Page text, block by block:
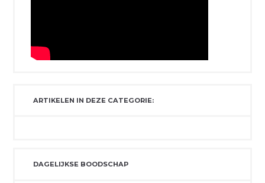
ARTIKELEN IN DEZE CATEGORIE:
DAGELIJKSE BOODSCHAP